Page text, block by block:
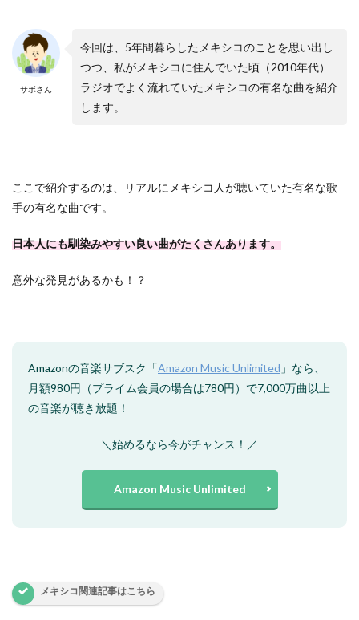
サボさん
今回は、5年間暮らしたメキシコのことを思い出し
つつ、私がメキシコに住んでいた頃（2010年代）
ラジオでよく流れていたメキシコの有名な曲を紹介
します。
ここで紹介するのは、リアルにメキシコ人が聴いていた有名な歌
手の有名な曲です。
日本人にも馴染みやすい良い曲がたくさんあります。
意外な発見があるかも！？
Amazonの音楽サブスク「Amazon Music Unlimited 」なら、
月額980円（プライム会員の場合は780円）で7,000万曲以上
の音楽が聴き放題！
＼始めるなら今がチャンス！／
Amazon Music Unlimited
メキシコ関連記事はこちら